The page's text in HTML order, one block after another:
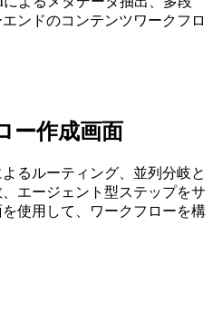
ンドのコンテンツワークフロ
ー作成画面
るルーティング、並列分岐と
エージェント型ステップをサ
使用して、ワークフローを構